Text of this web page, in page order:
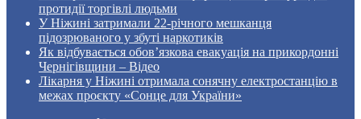
протидії торгівлі людьми
У Ніжині затримали 22-річного мешканця
підозрюваного у збуті наркотиків
Як відбувається обов’язкова евакуація на прикордонні
Чернігівщини – Відео
Лікарня у Ніжині отримала сонячну електростанцію в
межах проєкту «Сонце для України»